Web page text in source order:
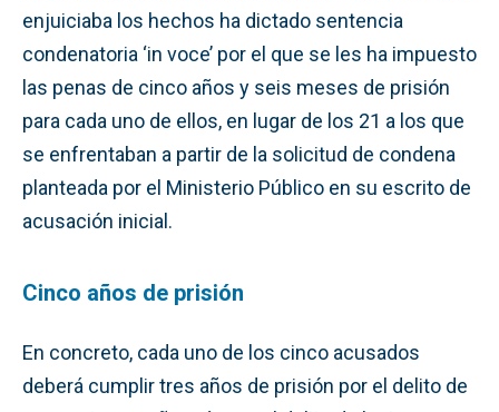
enjuiciaba los hechos ha dictado sentencia
condenatoria ‘in voce’ por el que se les ha impuesto
las penas de cinco años y seis meses de prisión
para cada uno de ellos, en lugar de los 21 a los que
se enfrentaban a partir de la solicitud de condena
planteada por el Ministerio Público en su escrito de
acusación inicial.
Cinco años de prisión
En concreto, cada uno de los cinco acusados
deberá cumplir tres años de prisión por el delito de